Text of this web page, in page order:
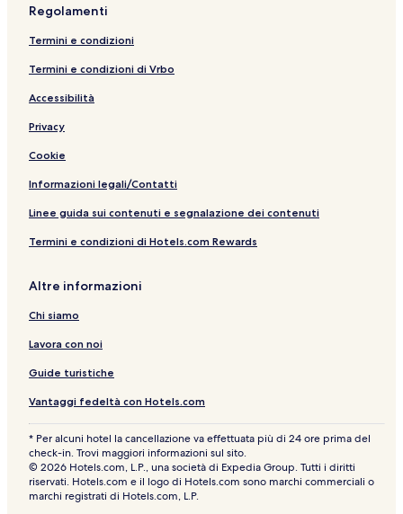
Eco Termales Fortuna: hotel nelle vicinanze
Parco Avventura Go: hotel nelle vicinanze
Chachagua: hotel
Regolamenti
Termini e condizioni
Termini e condizioni di Vrbo
Accessibilità
Privacy
Cookie
Informazioni legali/Contatti
Linee guida sui contenuti e segnalazione dei contenuti
Termini e condizioni di Hotels.com Rewards
Altre informazioni
Chi siamo
Lavora con noi
Guide turistiche
Vantaggi fedeltà con Hotels.com
* Per alcuni hotel la cancellazione va effettuata più di 24 ore prima del
check-in. Trovi maggiori informazioni sul sito.
© 2026 Hotels.com, L.P., una società di Expedia Group. Tutti i diritti
riservati. Hotels.com e il logo di Hotels.com sono marchi commerciali o
marchi registrati di Hotels.com, L.P.